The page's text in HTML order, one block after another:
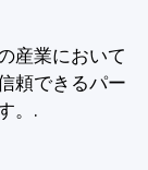
産業において
頼できるパー
。.